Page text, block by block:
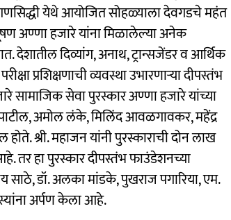
येथे आयोजित सोहळ्याला देवगडचे महंत
अण्णा हजारे यांना मिळालेल्या अनेक
देशातील दिव्यांग, अनाथ, ट्रान्सजेंडर व आर्थिक
प्रशिक्षणाची व्यवस्था उभारणाऱ्या दीपस्तंभ
सामाजिक सेवा पुरस्कार अण्णा हजारे यांच्या
अमोल लंके, मिलिंद आवळगावकर, महेंद्र
श्री. महाजन यांनी पुरस्काराची दोन लाख
तर हा पुरस्कार दीपस्तंभ फाउंडेशनच्या
साठे, डॉ. अलका मांडके, पुखराज पगारिया, एम.
अर्पण केला आहे.